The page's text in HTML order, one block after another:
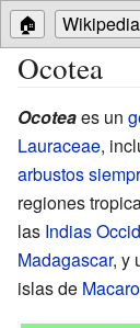
🏠 Wikipedia
Ocotea
Ocoteaes un
Lauraceae,
arbustos
regiones
las Indias
Madagascar, y
islas de